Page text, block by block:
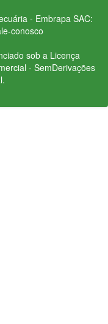
- Embrapa SAC:
conosco
sob a Licença
- SemDerivações